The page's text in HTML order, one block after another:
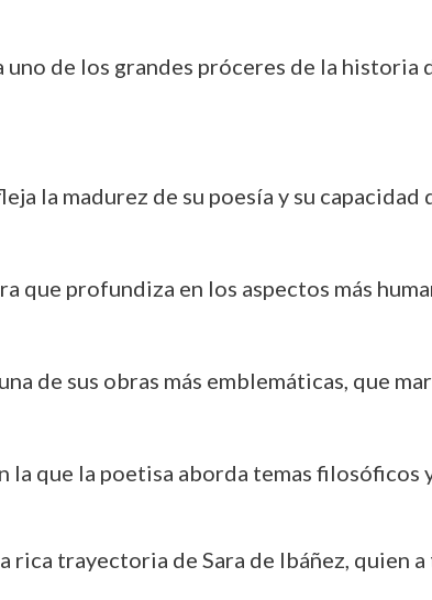
de los grandes próceres de la historia
la madurez de su poesía y su
que profundiza en los aspectos más
de sus obras más emblemáticas, que
la que la poetisa aborda temas filosóficos
trayectoria de Sara de Ibáñez, quien